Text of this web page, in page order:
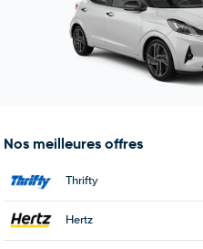
Nos meilleures offres
Thrifty
Hertz